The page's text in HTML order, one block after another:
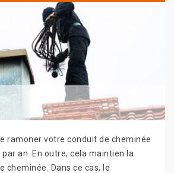
ramoner votre conduit de cheminée
an. En outre, cela maintien la
cheminée. Dans ce cas, le